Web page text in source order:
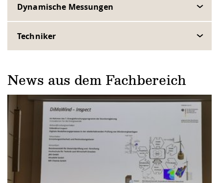
Dynamische Messungen
Techniker
News aus dem Fachbereich